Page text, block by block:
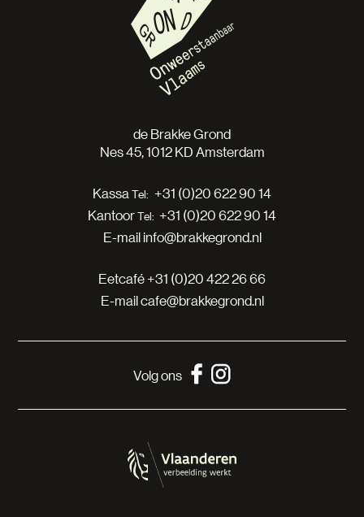
de Brakke Grond
Nes 45, 1012 KD Amsterdam
Kassa
+31 (0)20 622 90 14
Kantoor
+31 (0)20 622 90 14
E-mailinfo@brakkegrond.nl
Eetcafé+31 (0)20 422 26 66
E-mailcafe@brakkegrond.nl
Volg ons